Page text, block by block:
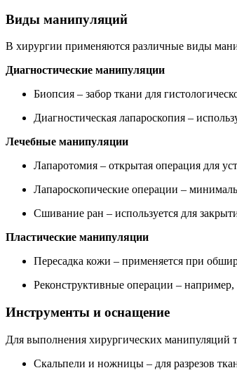
Виды манипуляций
В хирургии применяются различные виды
Диагностические манипуляции
Биопсия – забор ткани для
Диагностическая лапароскопия –
Лечебные манипуляции
Лапаротомия – открытая операция для
Лапароскопические операции –
Сшивание ран – используется для
Пластические манипуляции
Пересадка кожи – применяется при
Реконструктивные операции – например,
Инструменты и оснащение
Для выполнения хирургических манипуляций
Скальпели и ножницы – для разрезов